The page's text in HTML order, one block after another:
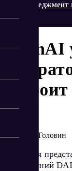
Менеджмент
OpenAI
Артур Головин
Компания
изображений